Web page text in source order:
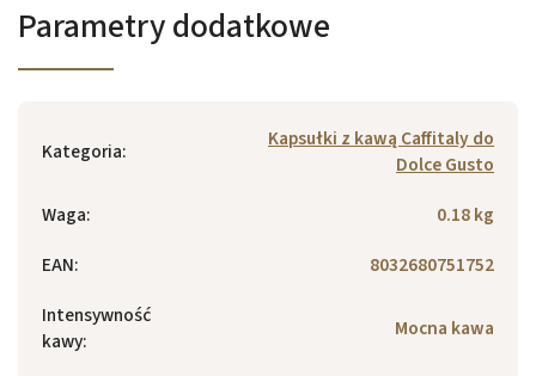
Parametry dodatkowe
Kategoria:
Kapsułki z kawą Caffitaly do
Dolce Gusto
Waga:
0.18 kg
EAN:
8032680751752
Intensywność
kawy: Mocna kawa